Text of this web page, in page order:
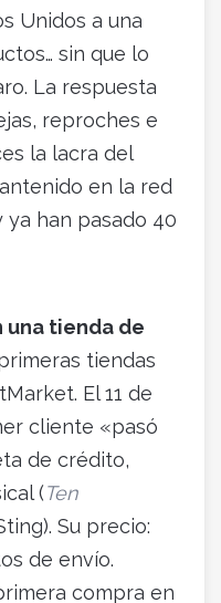
Unidos a una
sin que lo
La respuesta
reproches e
la lacra del
en la red
ya han pasado 40
una tienda de
tiendas
El 11 de
cliente «pasó
de crédito,
(Ten
Su precio:
de envío.
compra en